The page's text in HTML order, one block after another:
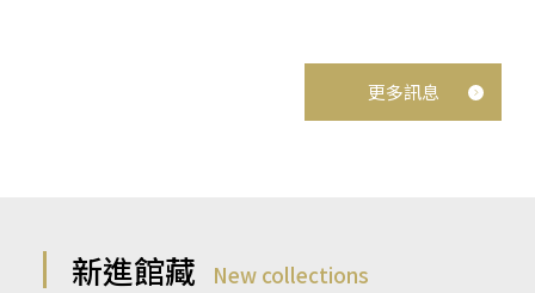
更多訊息
新進館藏 New collections